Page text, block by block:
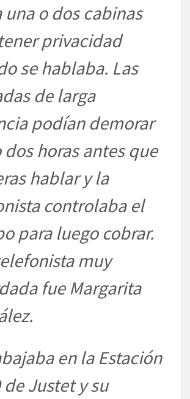
una o dos cabinas
privacidad
se hablaba. Las
de larga
podían demorar
dos horas antes que
hablar y la
controlaba el
para luego cobrar.
muy
fue Margarita
en la Estación
de Justet y su